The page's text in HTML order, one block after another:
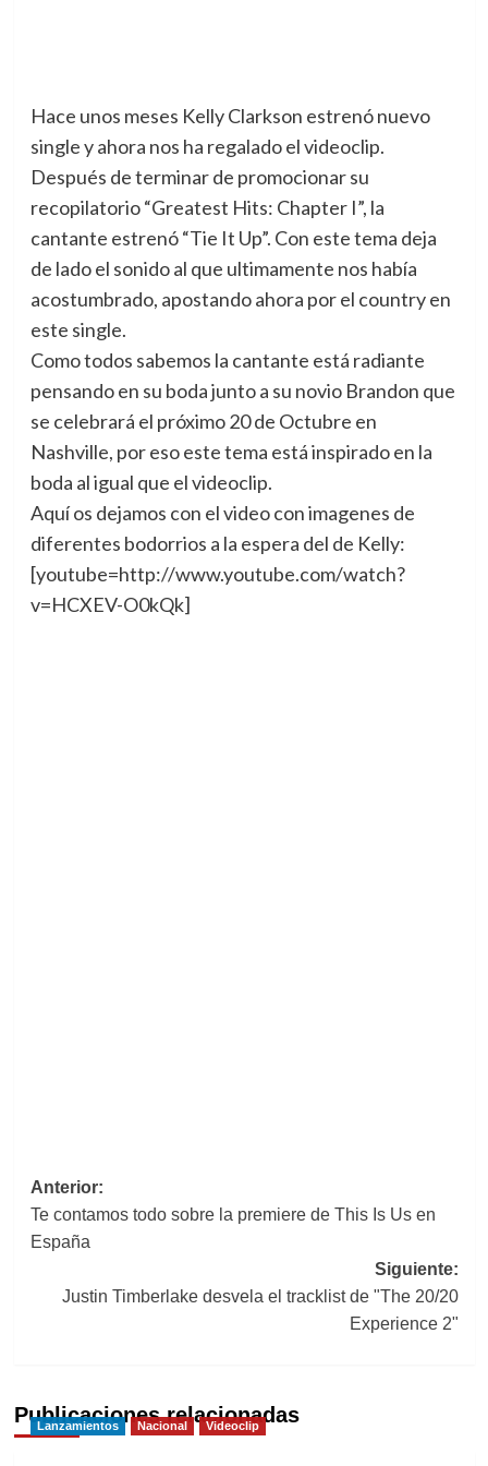
Hace unos meses Kelly Clarkson estrenó nuevo
single y ahora nos ha regalado el videoclip.
Después de terminar de promocionar su
recopilatorio “Greatest Hits: Chapter I”, la
cantante estrenó “Tie It Up”. Con este tema deja
de lado el sonido al que ultimamente nos había
acostumbrado, apostando ahora por el country en
este single.
Como todos sabemos la cantante está radiante
pensando en su boda junto a su novio Brandon que
se celebrará el próximo 20 de Octubre en
Nashville, por eso este tema está inspirado en la
boda al igual que el videoclip.
Aquí os dejamos con el video con imagenes de
diferentes bodorrios a la espera del de Kelly:
[youtube=http://www.youtube.com/watch?
v=HCXEV-O0kQk]
Navegación
de
entradas
Anterior:
Te contamos todo sobre la premiere de This Is Us en
España
Siguiente:
Justin Timberlake desvela el tracklist de "The 20/20
Experience 2"
Publicaciones relacionadas
Lanzamientos Nacional Videoclip